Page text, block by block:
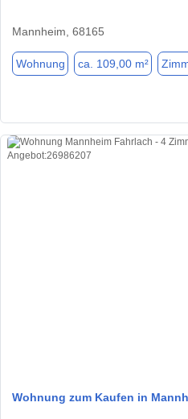
Mannheim, 68165
Wohnung ca. 109,00 m²
Wohnung zum Kaufen in